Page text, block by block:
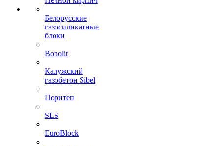
Белорусские
газосиликатные
блоки
Bonolit
Калужский
газобетон Sibel
Поритеп
SLS
EuroBlock